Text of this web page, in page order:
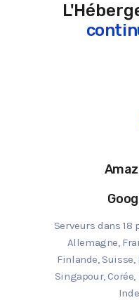
Serveurs dans 18
Allemagne,
Finlande, Suisse,
Singapour,